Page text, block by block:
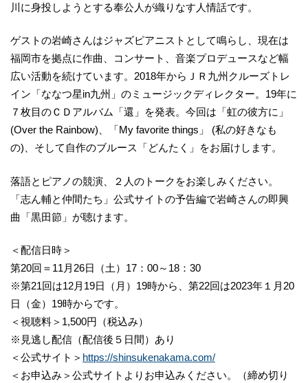
川に身投しようとする奉公人が織りなす人情話です。
ゲストの岩崎さんはジャズピアニストとして鳴らし、現在は
福岡市を拠点に作曲、コンサート、音楽プロデュースなど幅
広い活動を続けています。2018年からＪＲ九州クルーズトレ
イン「ななつ星in九州」のミュージックディレクター。19年に
７枚目のＣＤアルバム「還」を発表。今回は「虹の彼方に」
(Over the Rainbow)、「My favorite things」 (私の好きなも
の)、そして自作のブルース「どんたく」をお届けします。
落語とピアノの競演、２人のトークをお楽しみください。
「志ん輔と仲間たち」公式サイトの予告編で岩崎さんの即興
曲「黒田節」が聴けます。
＜配信日時＞
第20回＝11月26日（土）17：00～18：30
※第21回は12月19日（月）19時から、第22回は2023年１月20
日（金）19時からです。
＜視聴料＞1,500円（税込み）
※見逃し配信（配信後５日間）あり
＜公式サイト＞ https://shinsukenakama.com/
＜お申込み＞公式サイトよりお申込みください。（締め切り